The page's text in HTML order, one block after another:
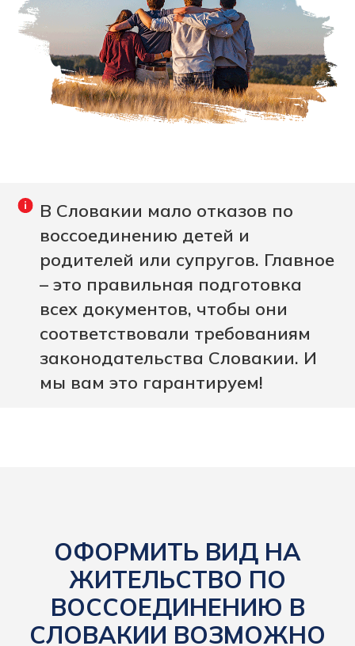
В Словакии мало отказов по
воссоединению детей и
родителей или супругов. Главное
– это правильная подготовка
всех документов, чтобы они
соответствовали требованиям
законодательства Словакии. И
мы вам это гарантируем!
ОФОРМИТЬ ВИД НА
ЖИТЕЛЬСТВО ПО
ВОССОЕДИНЕНИЮ В
СЛОВАКИИ ВОЗМОЖНО